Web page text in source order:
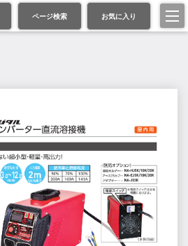
ページ検索 お気に入り